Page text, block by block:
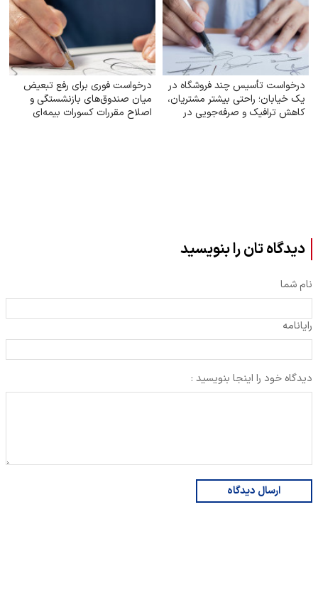
درخواست تأسیس چند فروشگاه در
یک خیابان؛ راحتی بیشتر مشتریان،
کاهش ترافیک و صرفه‌جویی در
درخواست فوری برای رفع تبعیض
میان صندوق‌های بازنشستگی و
اصلاح مقررات کسورات بیمه‌ای
دیدگاه تان را بنویسید
نام شما
رایانامه
دیدگاه خود را اینجا بنویسید :
ارسال دیدگاه